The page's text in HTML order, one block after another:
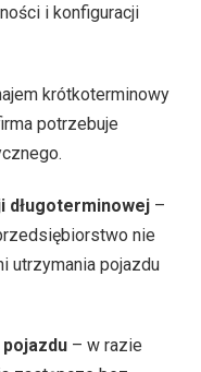
i konfiguracji
krótkoterminowy
potrzebuje
długoterminowej –
nie
utrzymania pojazdu
– w razie